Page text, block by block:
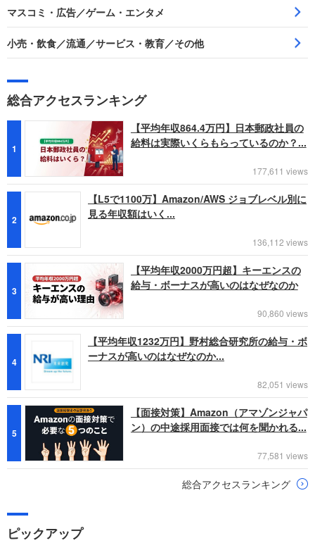
マスコミ・広告／ゲーム・エンタメ
小売・飲食／流通／サービス・教育／その他
総合アクセスランキング
1
【平均年収864.4万円】日本郵政社員の
給料は実際いくらもらっているのか？...
177,611 views
2
【L5で1100万】Amazon/AWS ジョブレベル別に
見る年収額はいく...
136,112 views
3
【平均年収2000万円超】キーエンスの
給与・ボーナスが高いのはなぜなのか
90,860 views
4
【平均年収1232万円】野村総合研究所の給与・ボ
ーナスが高いのはなぜなのか...
82,051 views
5
【面接対策】Amazon（アマゾンジャパ
ン）の中途採用面接では何を聞かれる...
77,581 views
総合アクセスランキング
ピックアップ